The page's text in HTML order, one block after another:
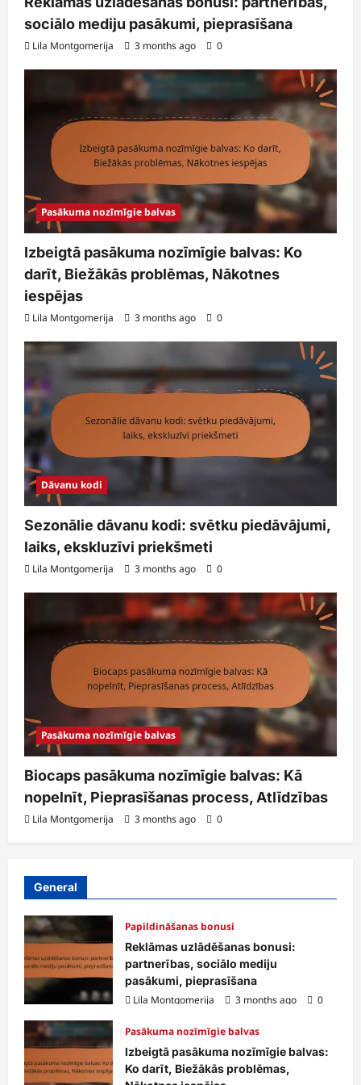
sociālo mediju pasākumi, pieprasīšana
Lila Montgomerija 3 months ago 0
Pasākuma nozīmīgie balvas
Izbeigtā pasākuma nozīmīgie balvas: Ko
darīt, Biežākās problēmas, Nākotnes
iespējas
Lila Montgomerija 3 months ago 0
Dāvanu kodi
Sezonālie dāvanu kodi: svētku piedāvājumi,
laiks, ekskluzīvi priekšmeti
Lila Montgomerija 3 months ago 0
Pasākuma nozīmīgie balvas
Biocaps pasākuma nozīmīgie balvas: Kā
nopelnīt, Pieprasīšanas process, Atlīdzības
Lila Montgomerija 3 months ago 0
General
Papildināšanas bonusi
Reklāmas uzlādēšanas bonusi:
partnerības, sociālo mediju
pasākumi, pieprasīšana
Lila Montgomerija
3 months ago 0
Pasākuma nozīmīgie balvas
Izbeigtā pasākuma nozīmīgie balvas:
Ko darīt, Biežākās problēmas,